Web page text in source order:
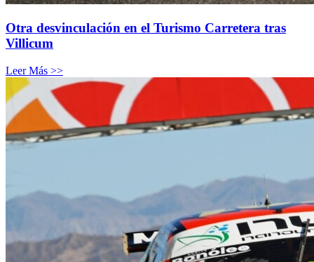
Otra desvinculación en el Turismo Carretera tras
Villicum
Leer Más >>